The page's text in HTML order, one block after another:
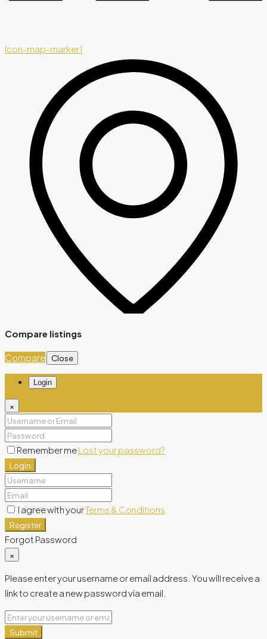
Icon-map-marker1
Compare listings
Compare Close
Login
×
Remember meLost your password?
Login
I agree with yourTerms & Conditions
Register
Forgot Password
×
Please enter your username or email address. You will receive a
link to create a new password via email.
Submit